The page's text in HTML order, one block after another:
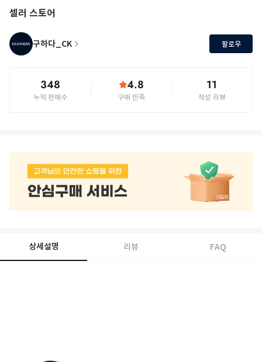
셀러 스토어
구하다_CK 팔로우
348
누적 판매수
4.8
구매 만족
11
작성 리뷰
상세설명 리뷰 FAQ